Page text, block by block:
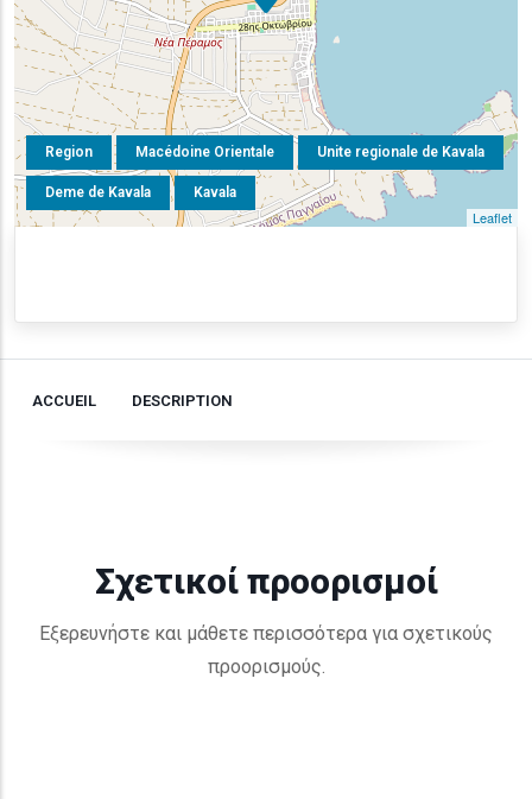
Region Macédoine Orientale Unite regionale de Kavala
Deme de Kavala Kavala
Leaflet
ACCUEIL DESCRIPTION
Σχετικοί προορισμοί
Εξερευνήστε και μάθετε περισσότερα για σχετικούς
προορισμούς.